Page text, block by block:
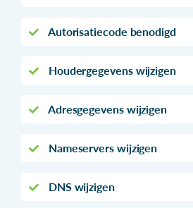
Autorisatiecode benodigd
Houdergegevens wijzigen
Adresgegevens wijzigen
Nameservers wijzigen
DNS wijzigen